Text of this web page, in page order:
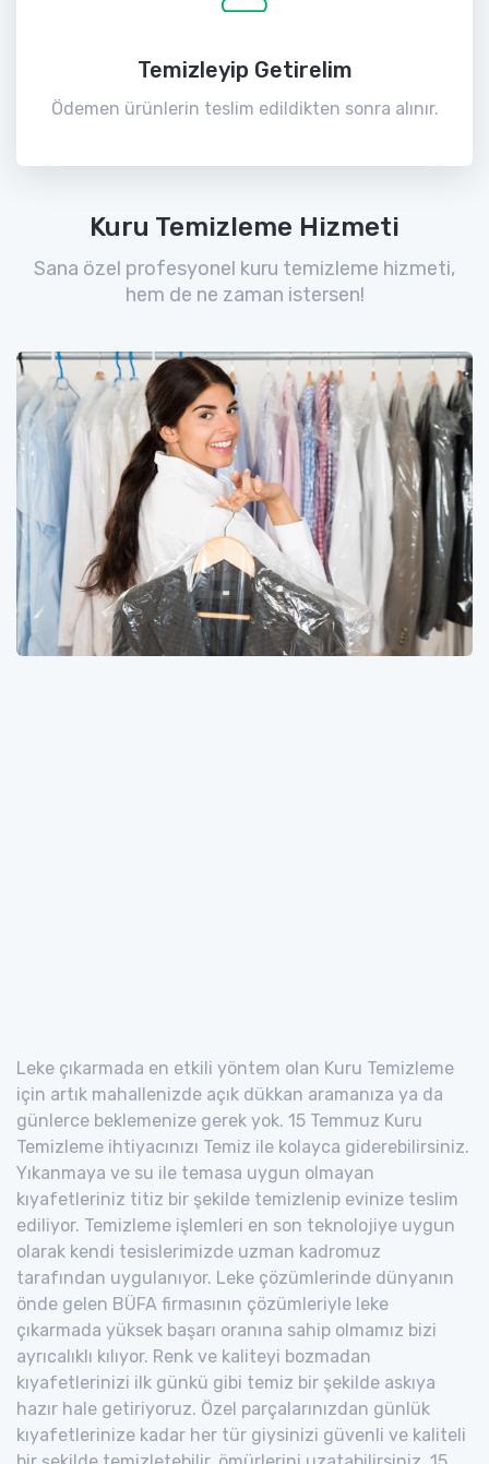
Temizleyip Getirelim
Ödemen ürünlerin teslim edildikten sonra alınır.
Kuru Temizleme Hizmeti
Sana özel profesyonel kuru temizleme hizmeti,
hem de ne zaman istersen!
Leke çıkarmada en etkili yöntem olan Kuru Temizleme
için artık mahallenizde açık dükkan aramanıza ya da
günlerce beklemenize gerek yok. 15 Temmuz Kuru
Temizleme ihtiyacınızı Temiz ile kolayca giderebilirsiniz.
Yıkanmaya ve su ile temasa uygun olmayan
kıyafetleriniz titiz bir şekilde temizlenip evinize teslim
ediliyor. Temizleme işlemleri en son teknolojiye uygun
olarak kendi tesislerimizde uzman kadromuz
tarafından uygulanıyor. Leke çözümlerinde dünyanın
önde gelen BÜFA firmasının çözümleriyle leke
çıkarmada yüksek başarı oranına sahip olmamız bizi
ayrıcalıklı kılıyor. Renk ve kaliteyi bozmadan
kıyafetlerinizi ilk günkü gibi temiz bir şekilde askıya
hazır hale getiriyoruz. Özel parçalarınızdan günlük
kıyafetlerinize kadar her tür giysinizi güvenli ve kaliteli